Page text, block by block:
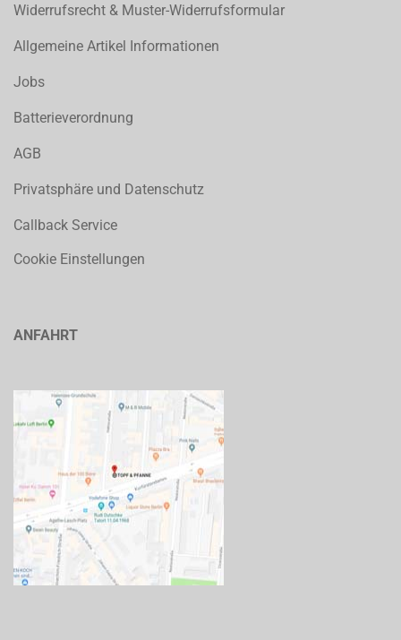
Widerrufsrecht & Muster-Widerrufsformular
Allgemeine Artikel Informationen
Jobs
Batterieverordnung
AGB
Privatsphäre und Datenschutz
Callback Service
Cookie Einstellungen
ANFAHRT